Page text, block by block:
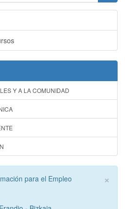
Y A LA COMUNIDAD
×
para el Empleo